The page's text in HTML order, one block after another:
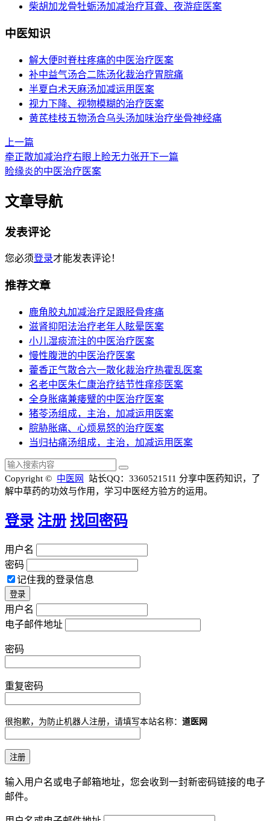
柴胡加龙骨牡蛎汤加减治疗耳聋、夜游症医案
中医知识
解大便时脊柱疼痛的中医治疗医案
补中益气汤合二陈汤化裁治疗胃脘痛
半夏白术天麻汤加减运用医案
视力下降、视物模糊的治疗医案
黄芪桂枝五物汤合乌头汤加味治疗坐骨神经痛
上一篇
牵正散加减治疗右眼上睑无力张开下一篇
睑缘炎的中医治疗医案
文章导航
发表评论
您必须登录才能发表评论！
推荐文章
鹿角胶丸加减治疗足跟胫骨疼痛
滋肾抑阳法治疗老年人眩晕医案
小儿湿痰流注的中医治疗医案
慢性腹泄的中医治疗医案
藿香正气散合六一散化裁治疗热霍乱医案
名老中医朱仁康治疗结节性痒疹医案
全身胀痛兼痿躄的中医治疗医案
猪苓汤组成，主治，加减运用医案
脘胁胀痛、心烦易怒的治疗医案
当归拈痛汤组成，主治，加减运用医案
Copyright © 中医网 站长QQ：3360521511 分享中医药知识，了
解中草药的功效与作用，学习中医经方验方的运用。
登录 注册 找回密码
用户名
密码
记住我的登录信息
用户名
电子邮件地址
密码
重复密码
很抱歉，为防止机器人注册，请填写本站名称： 道医网
输入用户名或电子邮箱地址，您会收到一封新密码链接的电子
邮件。